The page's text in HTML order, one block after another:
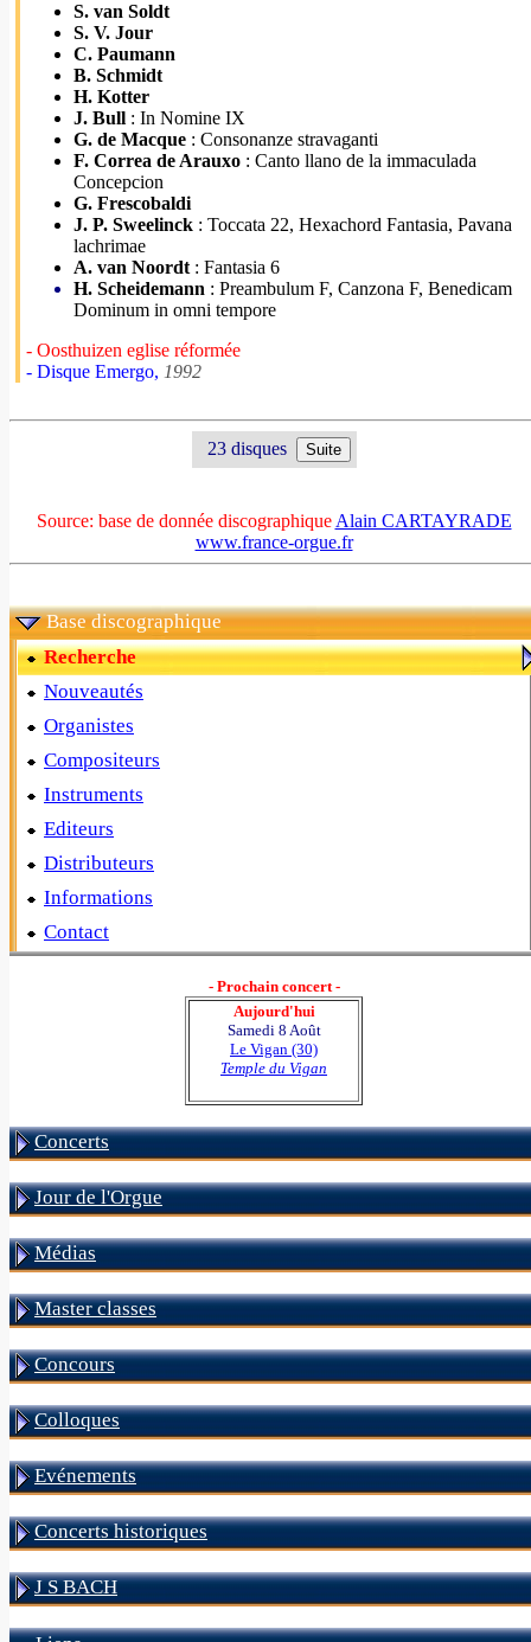
S. van Soldt
S. V. Jour
C. Paumann
B. Schmidt
H. Kotter
J. Bull : In Nomine IX
G. de Macque : Consonanze stravaganti
F. Correa de Arauxo : Canto llano de la immaculada
Concepcion
G. Frescobaldi
J. P. Sweelinck : Toccata 22, Hexachord Fantasia, Pavana
lachrimae
A. van Noordt : Fantasia 6
H. Scheidemann : Preambulum F, Canzona F, Benedicam
Dominum in omni tempore
- Oosthuizen eglise réformée
- Disque Emergo, 1992
23 disques
Source: base de donnée discographique Alain CARTAYRADE
www.france-orgue.fr
Base discographique
Recherche
Nouveautés
Organistes
Compositeurs
Instruments
Editeurs
Distributeurs
Informations
Contact
- Prochain concert -
Aujourd'hui
Samedi 8 Août
Le Vigan (30)
Temple du Vigan
Concerts
Jour de l'Orgue
Médias
Master classes
Concours
Colloques
Evénements
Concerts historiques
J S BACH